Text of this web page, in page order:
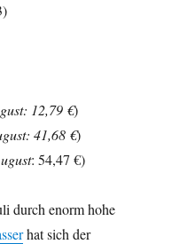
: 12,79 €)
: 41,68 €)
: 54,47 €)
durch enorm hohe
hat sich der